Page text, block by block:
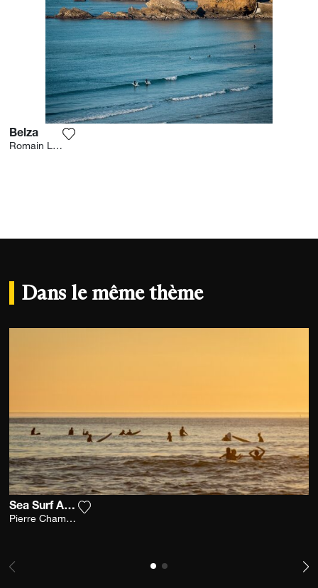
Belza
Romain Laffue
Dans le même thème
Sea Surf And Sun
Pierre Chambion